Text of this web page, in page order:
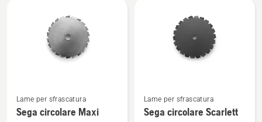
prodotti
maggiori
dettagli
Lame per sfrascatura
Sega circolare Maxi
maggiori
dettagli
Lame per sfrascatura
Sega circolare Scarlett